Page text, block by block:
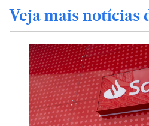
Veja mais notícias